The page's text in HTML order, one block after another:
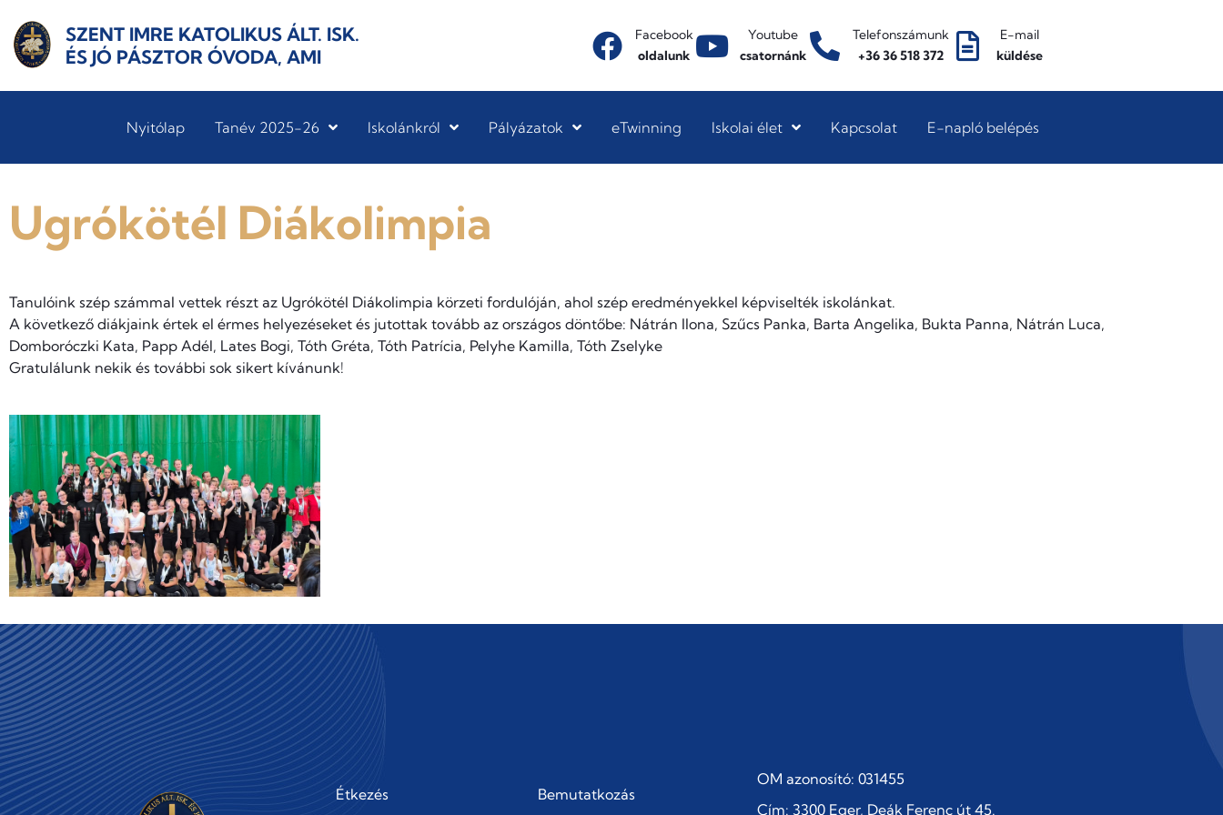
SZENT IMRE KATOLIKUS ÁLT. ISK.
ÉS JÓ PÁSZTOR ÓVODA, AMI
Facebook
oldalunk
Youtube
csatornánk
Telefonszámunk
+36 36 518 372
E-mail
küldése
Nyitólap Tanév 2025-26 Iskolánkról Pályázatok eTwinning Iskolai élet Kapcsolat E-napló belépés
Ugrókötél Diákolimpia
Tanulóink szép számmal vettek részt az Ugrókötél Diákolimpia körzeti fordulóján, ahol szép eredményekkel képviselték iskolánkat.
A következő diákjaink értek el érmes helyezéseket és jutottak tovább az országos döntőbe: Nátrán Ilona, Szűcs Panka, Barta Angelika, Bukta Panna, Nátrán Luca,
Domboróczki Kata, Papp Adél, Lates Bogi, Tóth Gréta, Tóth Patrícia, Pelyhe Kamilla, Tóth Zselyke
Gratulálunk nekik és további sok sikert kívánunk!
Étkezés Bemutatkozás
OM azonosító: 031455
Cím: 3300 Eger, Deák Ferenc út 45.